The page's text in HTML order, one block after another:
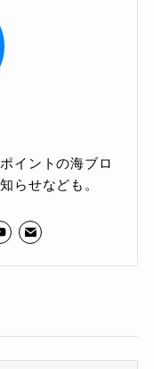
イントの海ブロ
らせなども。